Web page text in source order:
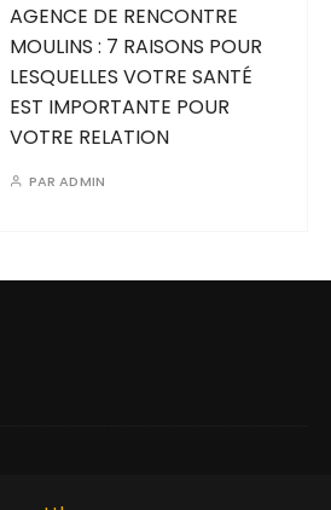
AGENCE DE RENCONTRE
MOULINS : 7 RAISONS POUR
LESQUELLES VOTRE SANTÉ
EST IMPORTANTE POUR
VOTRE RELATION
PARADMIN